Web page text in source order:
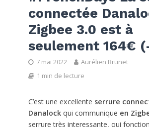
connectée
Zigbee 3.0 est à
seulement 164€
7 mai 2022
Aurélien Brunet
1 min de lecture
C’est une excellente serrure
Danalock qui communique en
serrure très interessante, qui